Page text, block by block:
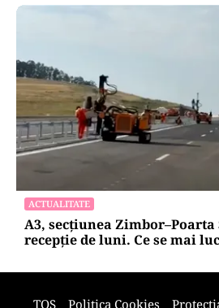
ACTUALITATE
A3, secțiunea
recepție de luni. Ce se mai
TOS Politica Cookies